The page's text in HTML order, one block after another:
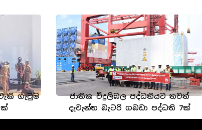
ගැටුම
ජාතික විදුලිබල පද්ධතියට තවත්
දැවැන්ත බැටරි ගබඩා පද්ධති 7ක්